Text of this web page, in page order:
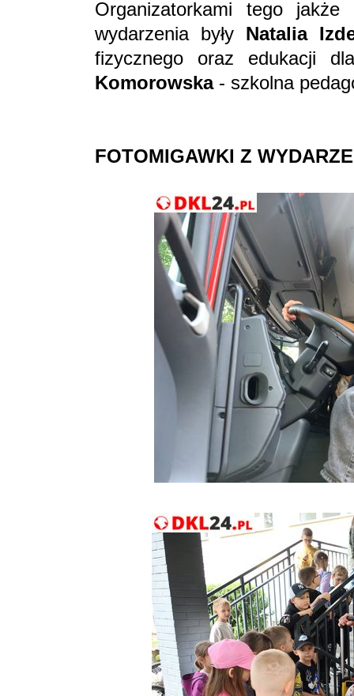
Organizatorkami tego
wydarzenia były Natalia
fizycznego oraz edukacji
Komorowska- szkolna
FOTOMIGAWKI Z